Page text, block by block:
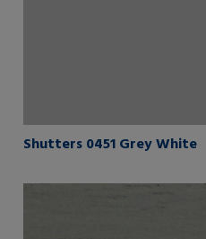
Shutters 0451 Grey White